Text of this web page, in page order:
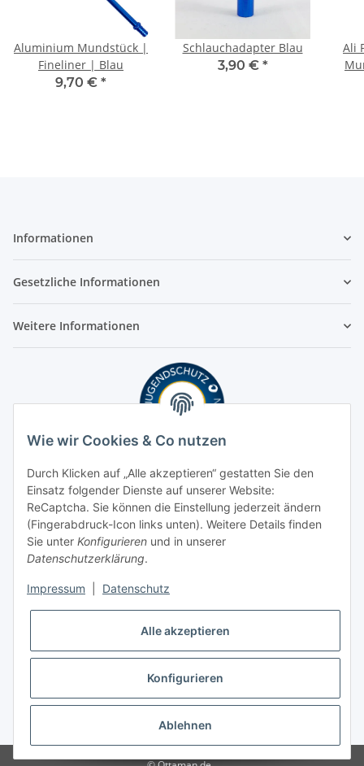
Aluminium Mundstück |
Fineliner | Blau
9,70 € *
Schlauchadapter Blau
3,90 € *
Ali
Informationen
Gesetzliche Informationen
Weitere Informationen
* Alle Preise inkl. gesetzlicher USt., zzgl.Versand
Wie wir Cookies & Co nutzen
Durch Klicken auf „Alle akzeptieren“ gestatten Sie den
Einsatz folgender Dienste auf unserer Website:
ReCaptcha. Sie können die Einstellung jederzeit ändern
(Fingerabdruck-Icon links unten). Weitere Details finden
Sie unter Konfigurieren und in unserer
Datenschutzerklärung.
Impressum Datenschutz
Alle akzeptieren
Konfigurieren
Ablehnen